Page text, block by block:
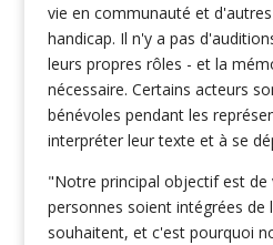
vie en communauté et
handicap. Il n'y a pas
leurs propres rôles - et la
nécessaire. Certains acteurs
bénévoles pendant les
interpréter leur texte et à se
"Notre principal objectif est de
personnes soient intégrées de
souhaitent, et c'est pourquoi